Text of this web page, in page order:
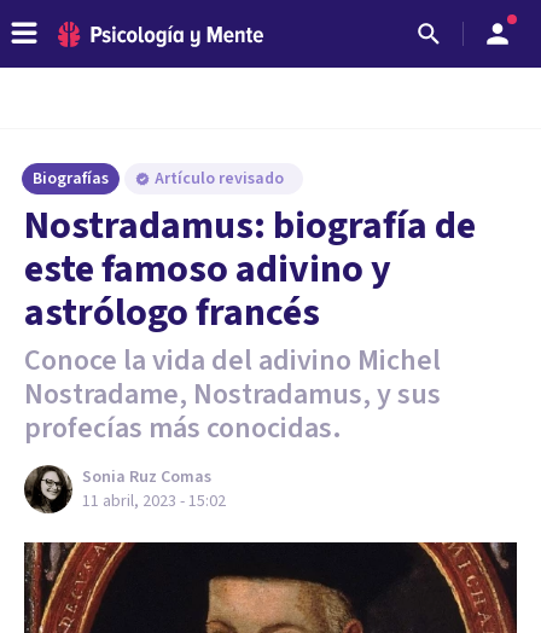
Biografías Artículo revisado
Nostradamus: biografía de
este famoso adivino y
astrólogo francés
Conoce la vida del adivino Michel
Nostradame, Nostradamus, y sus
profecías más conocidas.
Sonia Ruz Comas
11 abril, 2023 - 15:02